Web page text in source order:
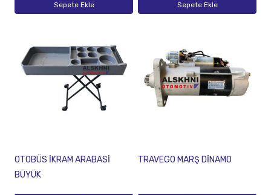
Sepete Ekle Sepete Ekle
OTOBÜS İKRAM ARABASİ
BÜYÜK
TRAVEGO MARŞ DİNAMO